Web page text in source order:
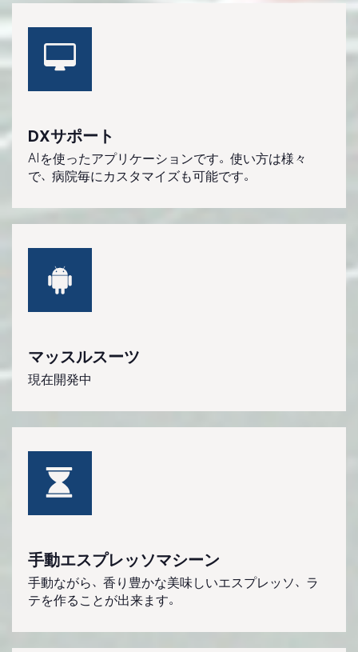
DXサポート
AIを使ったアプリケーションです。使い方は様々
で、病院毎にカスタマイズも可能です。
マッスルスーツ
現在開発中
手動エスプレッソマシーン
手動ながら、香り豊かな美味しいエスプレッソ、ラ
テを作ることが出来ます。